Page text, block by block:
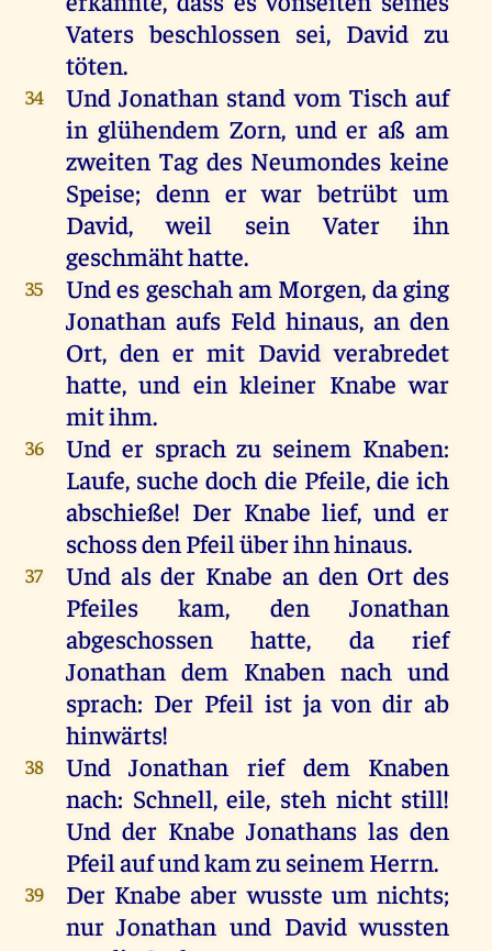
Vaters beschlossen sei, David zu
töten.
34 Und Jonathan stand vom Tisch auf
inglühendem Zorn, und er aß am
zweiten Tag desNeumondeskeine
Speise; denn er war betrübt um
David,weil sein Vater
ihn
geschmähthatte.
35 Undes geschaham Morgen, daging
Jonathan aufs Feld hinaus,an den
Ort, den er mit David verabredet
hatte,und ein kleiner Knabe war
mitihm.
36 Und er sprach zu seinem Knaben:
Laufe, suche doch die Pfeile, die ich
abschieße! Der Knabe lief,und er
schossdenPfeilüberihnhinaus.
37 Und als der Knabe an den Ort des
Pfeileskam, den
Jonathan
abgeschossenhatte, da
rief
Jonathan dem Knaben nach und
sprach: Der Pfeil ist ja von dir ab
hinwärts!
38 Und Jonathan rief dem
Knaben
nach: Schnell,eile, steh nicht still!
Und der Knabe Jonathans las den
Pfeilaufundkamzuseinem Herrn.
39 Der Knabe aber wusste um nichts;
nur Jonathan und Davidwussten